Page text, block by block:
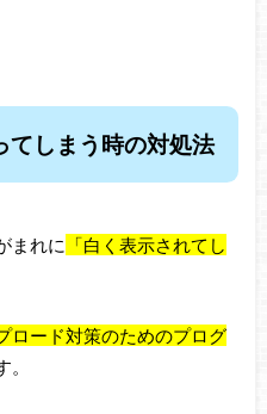
てしまう時の対処法
まれに 「白く表示されてし
ロード対策のためのプログ